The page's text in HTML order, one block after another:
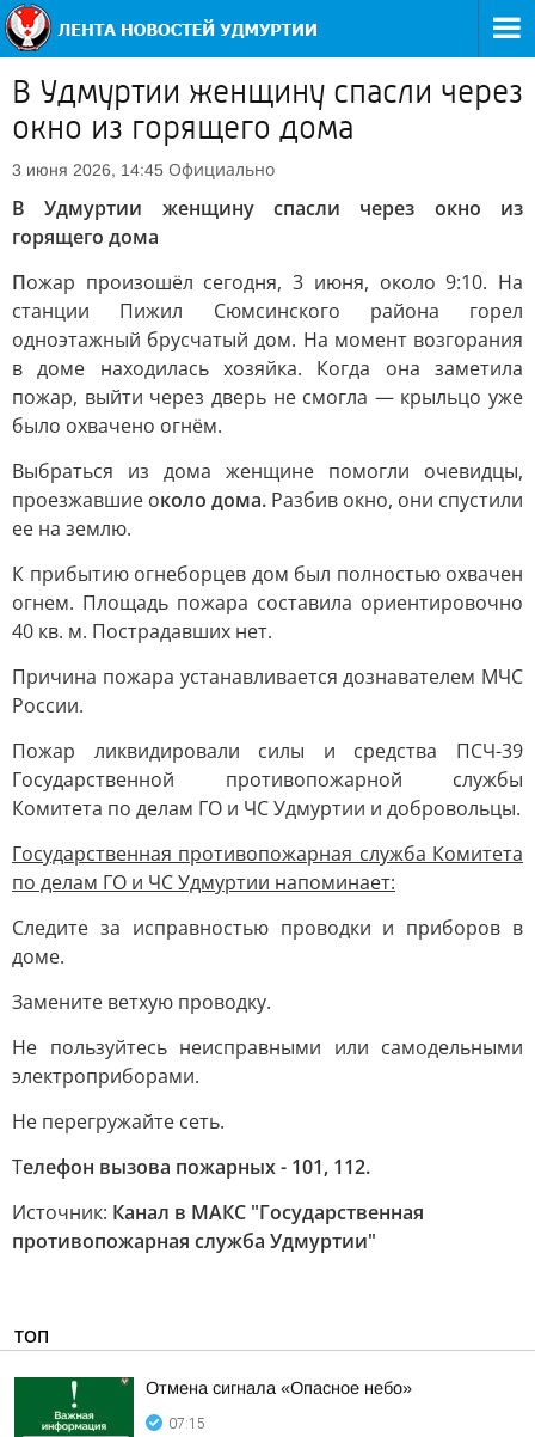
В Удмуртии женщину спасли через
окно из горящего дома
3 июня 2026, 14:45 Официально
В Удмуртии женщину спасли через окно из
горящего дома
Пожар произошёл сегодня, 3 июня, около 9:10. На
станции Пижил Сюмсинского района горел
одноэтажный брусчатый дом. На момент возгорания
в доме находилась хозяйка. Когда она заметила
пожар, выйти через дверь не смогла — крыльцо уже
было охвачено огнём.
Выбраться из дома женщине помогли очевидцы,
проезжавшие около дома. Разбив окно, они спустили
ее на землю.
К прибытию огнеборцев дом был полностью охвачен
огнем. Площадь пожара составила ориентировочно
40 кв. м. Пострадавших нет.
Причина пожара устанавливается дознавателем МЧС
России.
Пожар ликвидировали силы и средства ПСЧ-39
Государственной противопожарной службы
Комитета по делам ГО и ЧС Удмуртии и добровольцы.
Государственная противопожарная служба Комитета
по делам ГО и ЧС Удмуртии напоминает:
Следите за исправностью проводки и приборов в
доме.
Замените ветхую проводку.
Не пользуйтесь неисправными или самодельными
электроприборами.
Не перегружайте сеть.
Телефон вызова пожарных - 101, 112.
Источник: Канал в МАКС "Государственная
противопожарная служба Удмуртии"
ТОП
Отмена сигнала «Опасное небо»
07:15